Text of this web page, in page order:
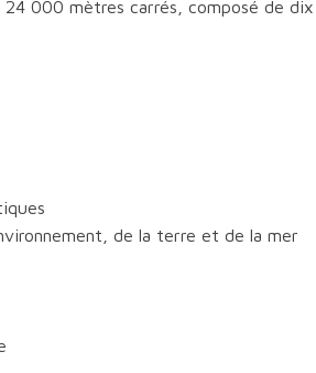
000 mètres carrés, composé de
de la terre et de la mer